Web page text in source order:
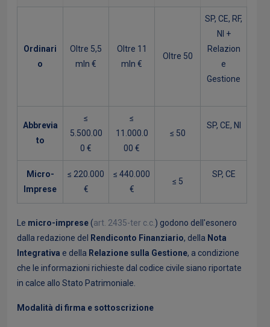
Ordinari
o
Oltre 5,5
mln €
Oltre 11
mln €
Oltre 50
SP, CE, RF,
NI +
Relazion
e
Gestione
Abbrevia
to
≤
5.500.00
0 €
≤
11.000.0
00 €
≤ 50
SP, CE, NI
Micro-
Imprese
≤ 220.000
€
≤ 440.000
€
≤ 5
SP, CE
Le micro-imprese(art. 2435-ter c.c. ) godono dell'esonero
dalla redazione del
Rendiconto Finanziario, della Nota
Integrativa e della Relazione sulla Gestione, a condizione
che le informazioni richieste dal codice civile siano riportate
in calce allo Stato Patrimoniale.
Modalità di firma e sottoscrizione